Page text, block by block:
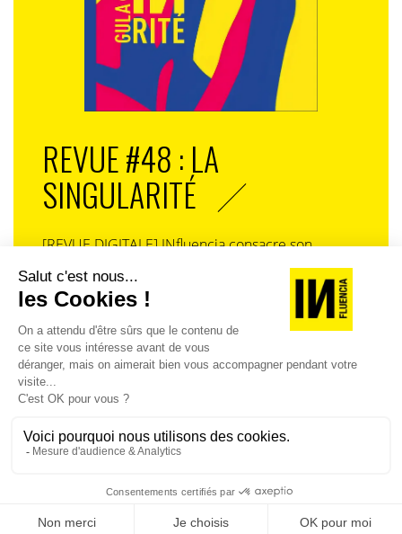
REVUE #48 : LA
SINGULARITÉ
[REVUE DIGITALE] INfluencia consacre son
prochain numéro à une question devenue
centrale dans l’économie contemporaine : Qu’est-
ce que la singularité à l’heure de la
standardisation généralisée ? Ce numéro explore
la singularité là où elle est la plus mise à l’épreuve
: dans l’entreprise, dans la marque, dans les
organisations, dans les choix de gouvernance,
J'ACHÈTE LE NUMÉRO